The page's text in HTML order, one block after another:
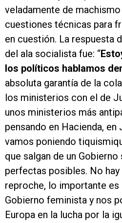
veladamente de
cuestiones técnicas para
en cuestión. La respuesta
del ala socialista fue: “
los políticos hablamos
absoluta garantía de la
los ministerios con el de
unos ministerios más
pensando en Hacienda, en
vamos poniendo
que salgan de un Gobierno
perfectas posibles. No hay
reproche, lo importante es
Gobierno feminista y nos
Europa en la lucha por la